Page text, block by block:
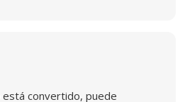
está convertido, puede